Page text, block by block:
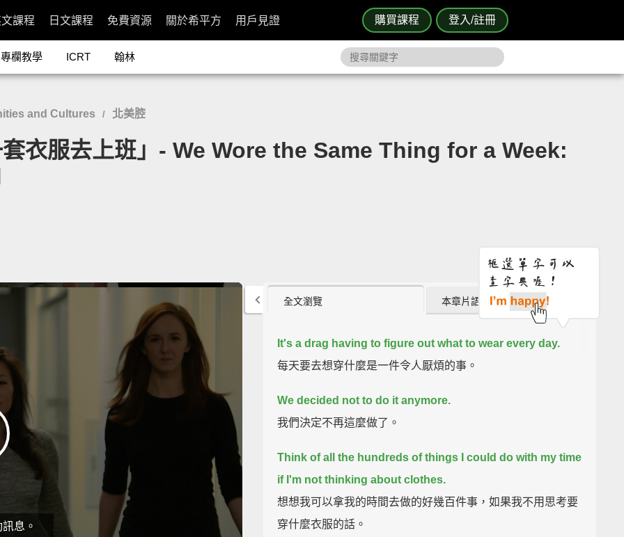
購買課程 登入/註冊
課程 日文課程 免費資源 關於希平方 用戶見證
專欄教學 ICRT 翰林
and Cultures / 北美腔
衣服去上班」- We Wore the Same Thing for a Week:
息。
全文瀏覽 本章片語 (6)
It's a drag having to figure out what to wear every day.
每天要去想穿什麼是一件令人厭煩的事。
We decided not to do it anymore.
我們決定不再這麼做了。
Think of all the hundreds of things I could do with my time
if I'm not thinking about clothes.
想想我可以拿我的時間去做的好幾百件事，如果我不用思考要
穿什麼衣服的話。